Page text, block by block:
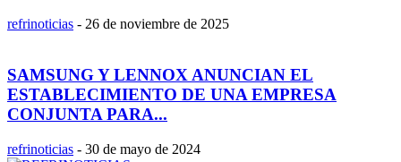
refrinoticias - 26 de noviembre de 2025
SAMSUNG Y LENNOX ANUNCIAN EL
ESTABLECIMIENTO DE UNA EMPRESA
CONJUNTA PARA...
refrinoticias - 30 de mayo de 2024